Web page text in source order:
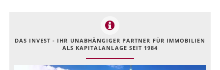
DAS INVEST - IHR UNABHÄNGIGER PARTNER FÜR IMMOBILIEN
ALS KAPITALANLAGE SEIT 1984